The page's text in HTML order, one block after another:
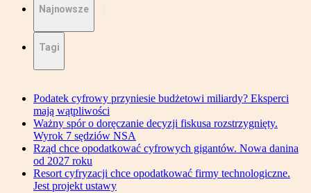
Najnowsze
Tagi
Podatek cyfrowy przyniesie budżetowi miliardy? Eksperci
mają wątpliwości
Ważny spór o doręczanie decyzji fiskusa rozstrzygnięty.
Wyrok 7 sędziów NSA
Rząd chce opodatkować cyfrowych gigantów. Nowa danina
od 2027 roku
Resort cyfryzacji chce opodatkować firmy technologiczne.
Jest projekt ustawy